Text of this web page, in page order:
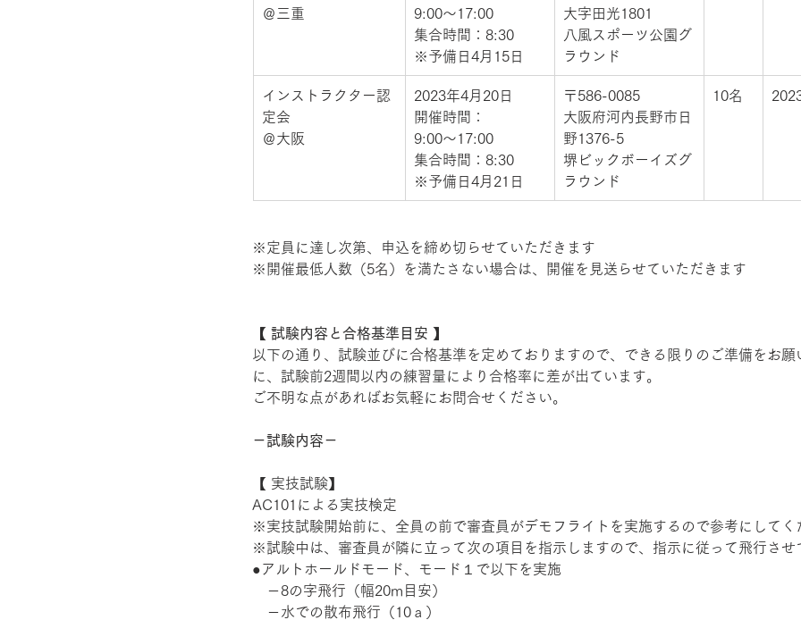
＠三重
9:00～17:00
集合時間：8:30
※予備日4月15日
大字田光1801
八風スポーツ公園グ
ラウンド
インストラクター認
定会
＠大阪
2023年4月20日
開催時間：
9:00～17:00
集合時間：8:30
※予備日4月21日
〒586-0085
大阪府河内長野市日
野1376-5
堺ビックボーイズグ
ラウンド
10名
※定員に達し次第、申込を締め切らせていただきます
※開催最低人数（5名）を満たさない場合は、開催を見送らせていただきます
【 試験内容と合格基準目安 】
以下の通り、試験並びに合格基準を定めておりますので、できる限りのご準備をお願
に、試験前2週間以内の練習量により合格率に差が出ています。
ご不明な点があればお気軽にお問合せください。
－試験内容－
【 実技試験】
AC101による実技検定
※実技試験開始前に、全員の前で審査員がデモフライトを実施するので参考にして
※試験中は、審査員が隣に立って次の項目を指示しますので、指示に従って飛行さ
●アルトホールドモード、モード１で以下を実施
－8の字飛行（幅20m目安）
－水での散布飛行（10ａ）